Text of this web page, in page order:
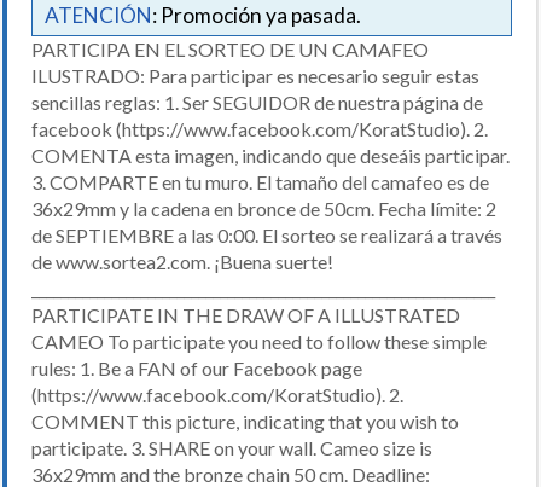
ATENCIÓN: Promoción ya pasada.
PARTICIPA EN EL SORTEO DE UN CAMAFEO
ILUSTRADO: Para participar es necesario seguir estas
sencillas reglas: 1. Ser SEGUIDOR de nuestra página de
facebook (https://www.facebook.com/KoratStudio). 2.
COMENTA esta imagen, indicando que deseáis participar.
3. COMPARTE en tu muro. El tamaño del camafeo es de
36x29mm y la cadena en bronce de 50cm. Fecha límite: 2
de SEPTIEMBRE a las 0:00. El sorteo se realizará a través
de www.sortea2.com. ¡Buena suerte!
PARTICIPATE IN THE DRAW OF A ILLUSTRATED
CAMEO To participate you need to follow these simple
rules: 1. Be a FAN of our Facebook page
(https://www.facebook.com/KoratStudio). 2.
COMMENT this picture, indicating that you wish to
participate. 3. SHARE on your wall. Cameo size is
36x29mm and the bronze chain 50 cm. Deadline: